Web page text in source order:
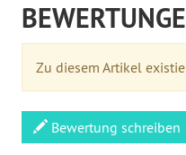
Zu diesem Artikel
Bewertung schreiben